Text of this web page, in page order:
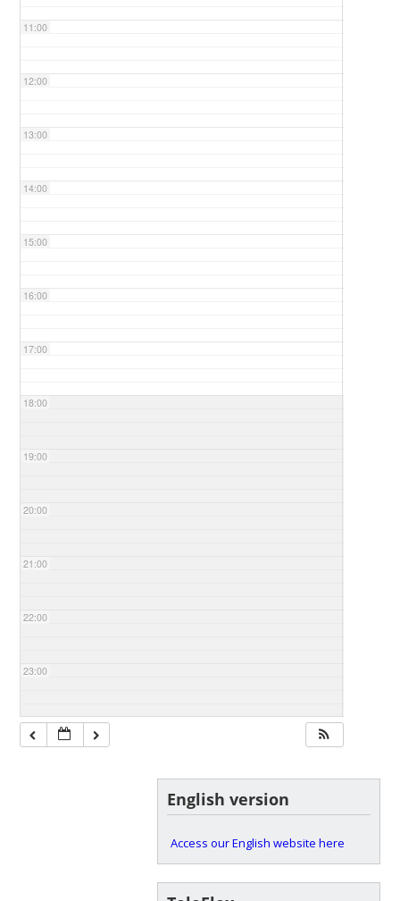
11:00
12:00
13:00
14:00
15:00
16:00
17:00
18:00
19:00
20:00
21:00
22:00
23:00
English version
Access our English website here